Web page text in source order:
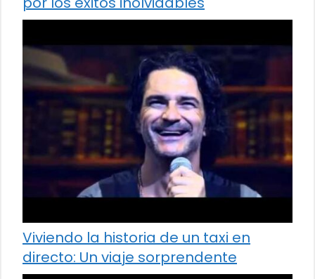
Viviendo la historia de un taxi en
directo: Un viaje sorprendente